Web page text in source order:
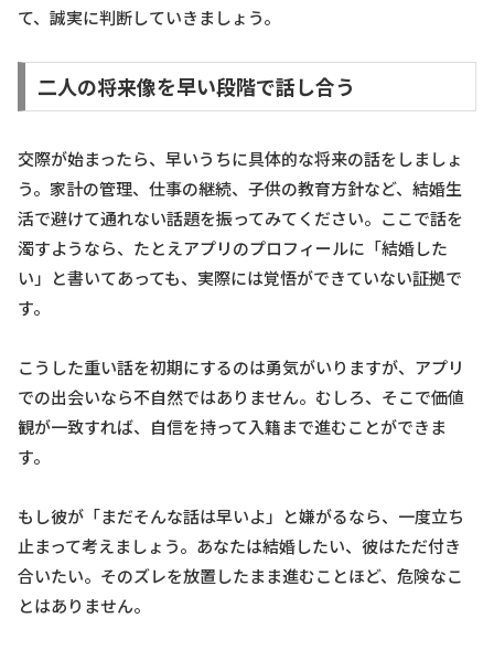
て、誠実に判断していきましょう。
二人の将来像を早い段階で話し合う
交際が始まったら、早いうちに具体的な将来の話をしましょ
う。家計の管理、仕事の継続、子供の教育方針など、結婚生
活で避けて通れない話題を振ってみてください。ここで話を
濁すようなら、たとえアプリのプロフィールに「結婚した
い」と書いてあっても、実際には覚悟ができていない証拠で
す。
こうした重い話を初期にするのは勇気がいりますが、アプリ
での出会いなら不自然ではありません。むしろ、そこで価値
観が一致すれば、自信を持って入籍まで進むことができま
す。
もし彼が「まだそんな話は早いよ」と嫌がるなら、一度立ち
止まって考えましょう。あなたは結婚したい、彼はただ付き
合いたい。そのズレを放置したまま進むことほど、危険なこ
とはありません。